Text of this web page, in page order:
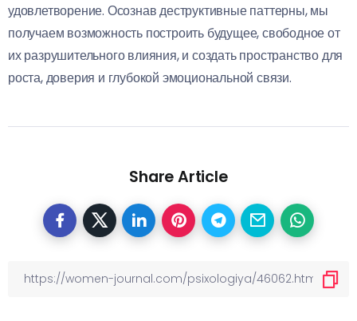
удовлетворение. Осознав деструктивные паттерны, мы
получаем возможность построить будущее, свободное от
их разрушительного влияния, и создать пространство для
роста, доверия и глубокой эмоциональной связи.
Share Article